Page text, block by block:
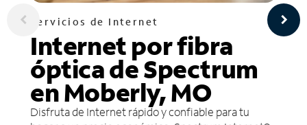
Servicios de Internet
Internet por fibra
óptica de Spectrum
en Moberly, MO
Disfruta de Internet rápido y confiable para tu